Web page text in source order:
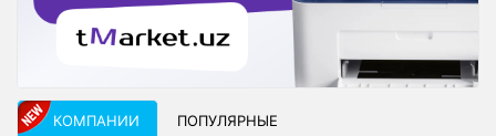
КОМПАНИИ ПОПУЛЯРНЫЕ